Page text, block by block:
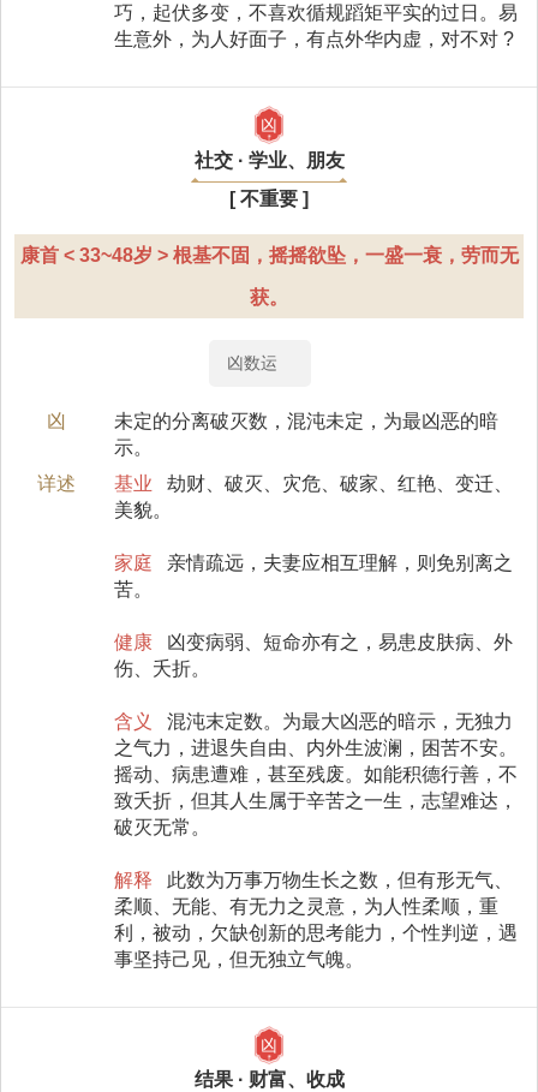
巧，起伏多变，不喜欢循规蹈矩平实的过日。易
生意外，为人好面子，有点外华内虚，对不对 ?
凶
社交 · 学业、朋友
[ 不重要 ]
康首 < 33~48岁 > 根基不固，摇摇欲坠，一盛一衰，劳而无
获。
凶数运
凶
未定的分离破灭数，混沌未定，为最凶恶的暗
示。
详述
基业
劫财、破灭、灾危、破家、红艳、变迁、
美貌。
家庭
亲情疏远，夫妻应相互理解，则免别离之
苦。
健康
凶变病弱、短命亦有之，易患皮肤病、外
伤、夭折。
含义
混沌末定数。为最大凶恶的暗示，无独力
之气力，进退失自由、内外生波澜，困苦不安。
摇动、病患遭难，甚至残废。如能积德行善，不
致夭折，但其人生属于辛苦之一生，志望难达，
破灭无常。
解释
此数为万事万物生长之数，但有形无气、
柔顺、无能、有无力之灵意，为人性柔顺，重
利，被动，欠缺创新的思考能力，个性判逆，遇
事坚持己见，但无独立气魄。
凶
结果 · 财富、收成